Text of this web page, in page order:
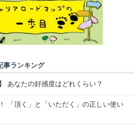
事ランキング
あなたの好感度はどれくらい？
「頂く」と「いただく」の正しい使い